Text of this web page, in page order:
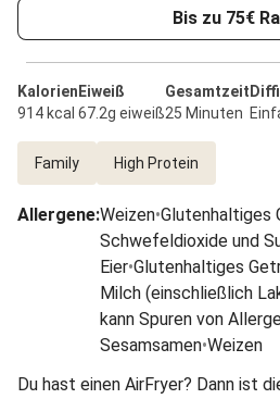
Bis zu 75€
Kalorien
914 kcal
Eiweiß
67.2g eiweiß
Gesamtzeit
25 Minuten
Family High Protein
Allergene:Weizen•Glutenhaltiges
Schwefeldioxide und
Eier•Glutenhaltiges
Milch (einschließlich
kann Spuren von
Sesamsamen•Weizen
Du hast einen AirFryer? Dann ist